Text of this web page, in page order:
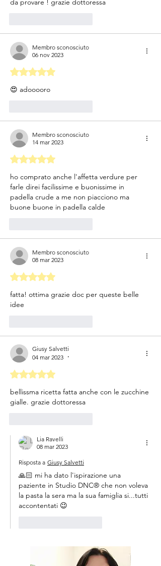
Membro sconosciuto
06 nov 2023
Valutazione 5 stelle su 5.
😍 adooooro
Membro sconosciuto
14 mar 2023
Valutazione 5 stelle su 5.
ho comprato anche l'affetta verdure per
farle direi facilissime e buonissime in
padella crude a me non piacciono ma
buone buone in padella calde
Membro sconosciuto
08 mar 2023
Valutazione 5 stelle su 5.
fatta! ottima grazie doc per queste belle
idee
Giusy Salvetti
04 mar 2023
•
Valutazione 5 stelle su 5.
bellissma ricetta fatta anche con le zucchine
gialle. grazie dottoressa
Lia Ravelli
08 mar 2023
Risposta a Giusy Salvetti
🙏🏻 mi ha dato l'ispirazione una
paziente in Studio DNC® che non voleva
la pasta la sera ma la sua famiglia si...tutti
accontentati 😉